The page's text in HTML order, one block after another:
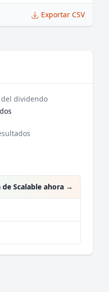
Exportar CSV
del dividendo
Scalable ahora →